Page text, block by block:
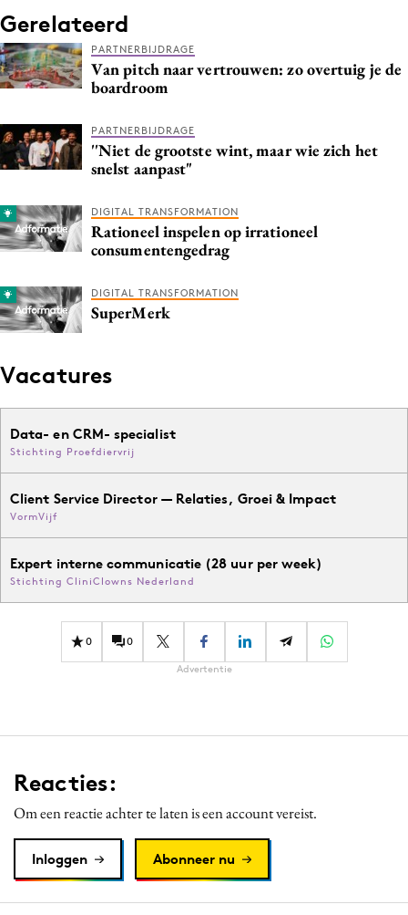
Gerelateerd
PARTNERBIJDRAGE
Van pitch naar vertrouwen: zo overtuig je de
boardroom
PARTNERBIJDRAGE
''Niet de grootste wint, maar wie zich het
snelst aanpast"
DIGITAL TRANSFORMATION
Rationeel inspelen op irrationeel
consumentengedrag
DIGITAL TRANSFORMATION
SuperMerk
Vacatures
Data- en CRM- specialist
Stichting Proefdiervrij
Client Service Director — Relaties, Groei & Impact
VormVijf
Expert interne communicatie (28 uur per week)
Stichting CliniClowns Nederland
0 0
Advertentie
Reacties:
Om een reactie achter te laten is een account vereist.
Inloggen Abonneer nu